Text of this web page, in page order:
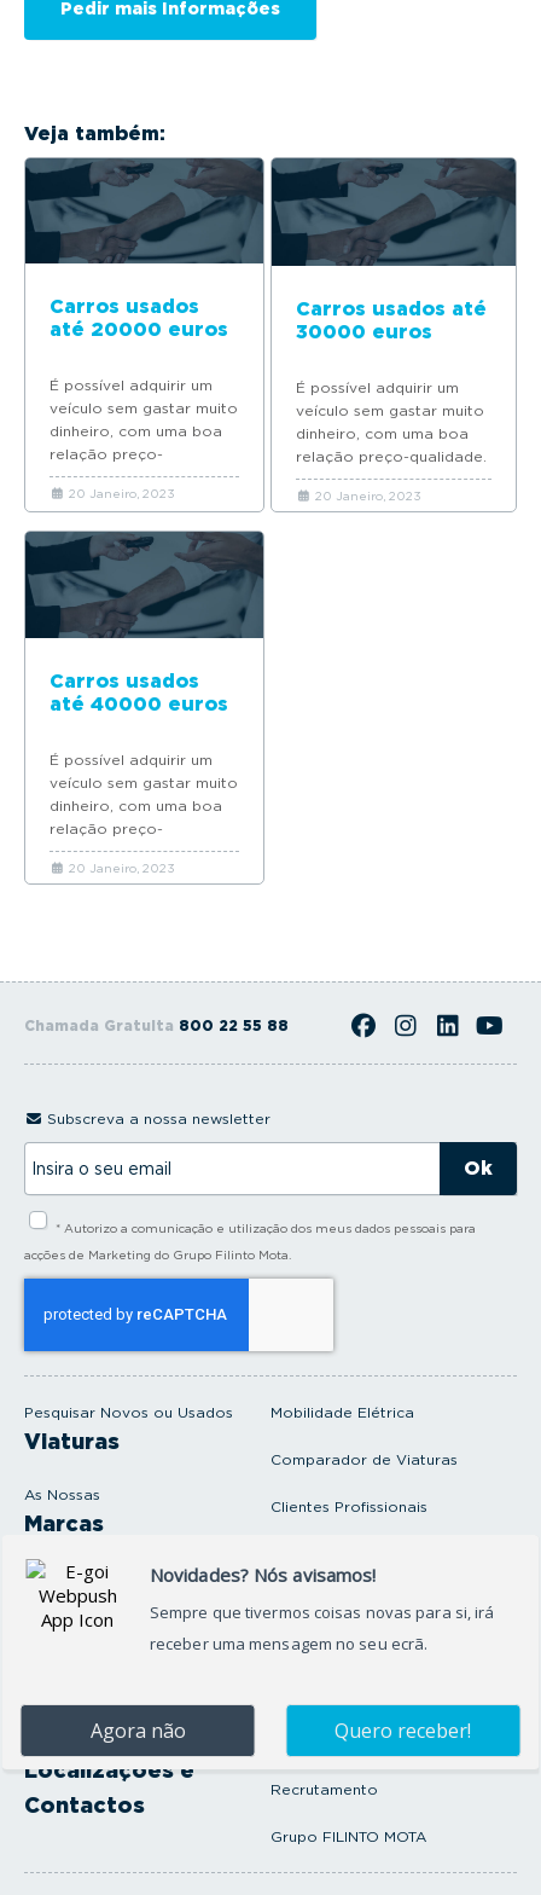
Veja também:
Carros usados
até 20000 euros
É possível adquirir um
veículo sem gastar muito
dinheiro, com uma boa
relação preço-
qualidade. Conheça a
nossa seleção de carros
20 Janeiro, 2023
Carros usados até
30000 euros
É possível adquirir um
veículo sem gastar muito
dinheiro, com uma boa
relação preço-qualidade.
Conheça a nossa seleção
de carros usados até
20 Janeiro, 2023
Carros usados
até 40000 euros
É possível adquirir um
veículo sem gastar muito
dinheiro, com uma boa
relação preço-
qualidade. Conheça a
nossa seleção de carros
20 Janeiro, 2023
Chamada Gratuita 800 22 55 88
Pesquisar Novos ou Usados
Viaturas
As Nossas
Marcas
Produtos e serviços
Oficina
Onde Estamos
Localizações e
Contactos
Mobilidade Elétrica
Comparador de Viaturas
Clientes Profissionais
Seguros Protector
Artigos e Notícias
Recrutamento
Grupo FILINTO MOTA
Subscreva a nossa newsletter
s
l
* Autorizo a comunicação e utilização dos meus dados pessoais para
acções de Marketing do Grupo Filinto Mota.